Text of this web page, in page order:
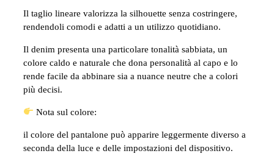
Il taglio lineare valorizza la silhouette senza costringere,
rendendoli comodi e adatti a un utilizzo quotidiano.
Il denim presenta una particolare tonalità sabbiata, un
colore caldo e naturale che dona personalità al capo e lo
rende facile da abbinare sia a nuance neutre che a colori
più decisi.
Nota sul colore:
il colore del pantalone può apparire leggermente diverso a
seconda della luce e delle impostazioni del dispositivo.